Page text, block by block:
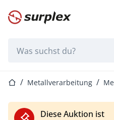
Startseite
StartseiteMetallverarbeitung
Diese Auktion ist